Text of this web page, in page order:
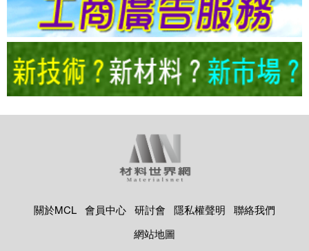
關於MCL 會員中心 研討會 隱私權聲明
聯絡我們
網站地圖